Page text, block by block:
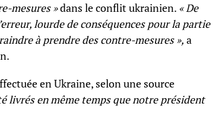
mesures »dans le conflit ukrainien. « De
lourde de conséquences pour la partie
à prendre des contre-mesures », a
en Ukraine, selon une source
livrés en même temps que notre président